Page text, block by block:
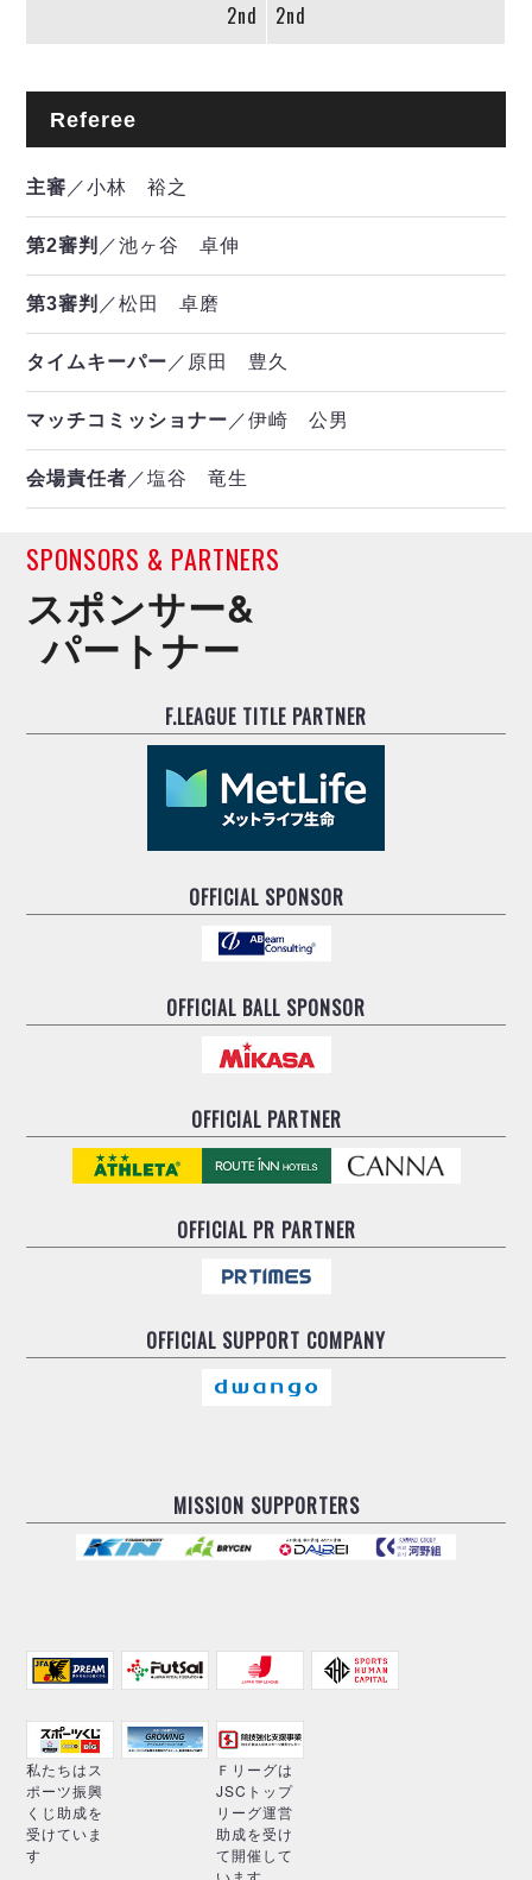
2nd 2nd
Referee
主審 ／小林 裕之
第2審判 ／池ヶ谷 卓伸
第3審判 ／松田 卓磨
タイムキーパー ／原田 豊久
マッチコミッショナー ／伊崎 公男
会場責任者 ／塩谷 竜生
SPONSORS & PARTNERS
スポンサー&
パートナー
F.LEAGUE TITLE PARTNER
OFFICIAL SPONSOR
OFFICIAL BALL SPONSOR
OFFICIAL PARTNER
OFFICIALPR PARTNER
OFFICIAL SUPPORT COMPANY
MISSION SUPPORTERS
私たちはス
ポーツ振興
くじ助成を
受けていま
す
Ｆリーグは
JSCトップ
リーグ運営
助成を受け
て開催して